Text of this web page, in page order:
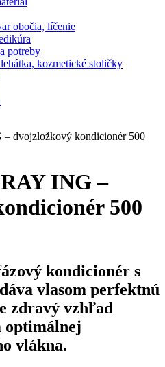
obočia, líčenie
potreby
kozmetické stoličky
dvojzložkový kondicionér 500
ING –
500
kondicionér s
vlasom perfektnú
zdravý vzhľad
optimálnej
vlákna.